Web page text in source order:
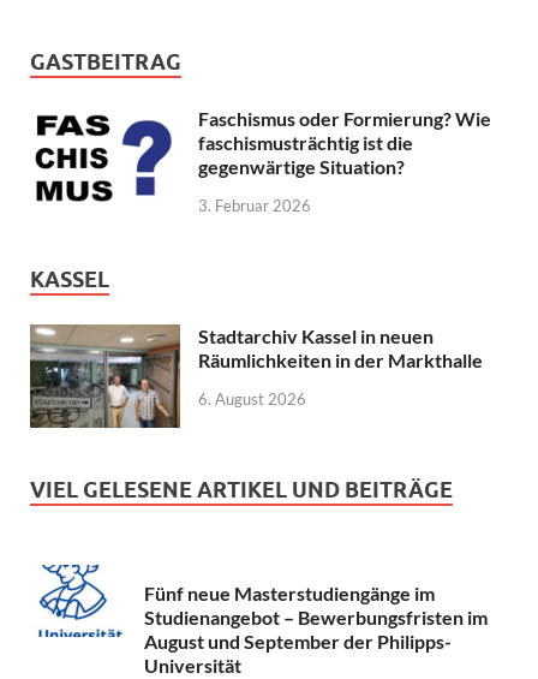
GASTBEITRAG
Faschismus oder Formierung? Wie
faschismusträchtig ist die
gegenwärtige Situation?
3. Februar 2026
KASSEL
Stadtarchiv Kassel in neuen
Räumlichkeiten in der Markthalle
6. August 2026
VIEL GELESENE ARTIKEL UND BEITRÄGE
Fünf neue Masterstudiengänge im
Studienangebot – Bewerbungsfristen im
August und September der Philipps-
Universität